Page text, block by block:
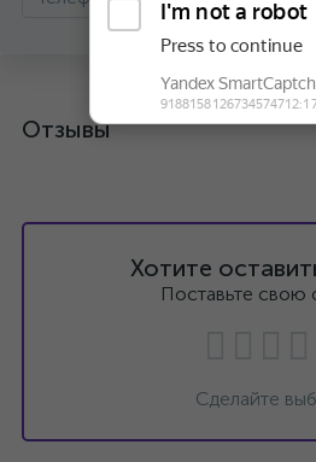
Отзывы
Хотите
Поставьте свою
Сделайте